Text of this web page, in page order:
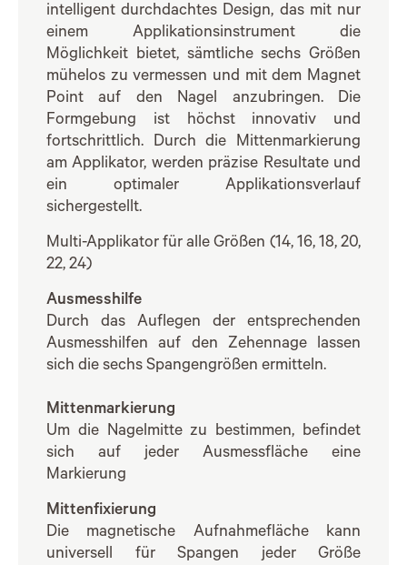
intelligent durchdachtes Design, das mit nur
einem Applikationsinstrument die
Möglichkeit bietet, sämtliche sechs Größen
mühelos zu vermessen und mit dem Magnet
Point auf den Nagel anzubringen. Die
Formgebung ist höchst innovativ und
fortschrittlich. Durch die Mittenmarkierung
am Applikator, werden präzise Resultate und
ein optimaler Applikationsverlauf
sichergestellt.
Multi-Applikator für alle Größen (14, 16, 18, 20,
22, 24)
Ausmesshilfe
Durch das Auflegen der entsprechenden
Ausmesshilfen auf den Zehennage lassen
sich die sechs Spangengrößen ermitteln.
Mittenmarkierung
Um die Nagelmitte zu bestimmen, befindet
sich auf jeder Ausmessfläche eine
Markierung
Mittenfixierung
Die magnetische Aufnahmefläche kann
universell für Spangen jeder Größe